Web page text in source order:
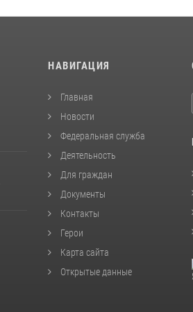
НАВИГАЦИЯ
Главная
Новости
Федеральная служба
Деятельность
Для граждан
Документы
Контакты
Герои
Карта сайта
Открытые данные